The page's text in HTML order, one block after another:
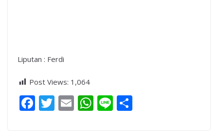
Liputan : Ferdi
Post Views: 1,064
F T E W Li